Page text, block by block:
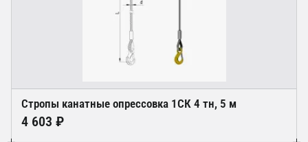
Стропы канатные oпрессовка 1СК 4 тн, 5 м
4 603 ₽